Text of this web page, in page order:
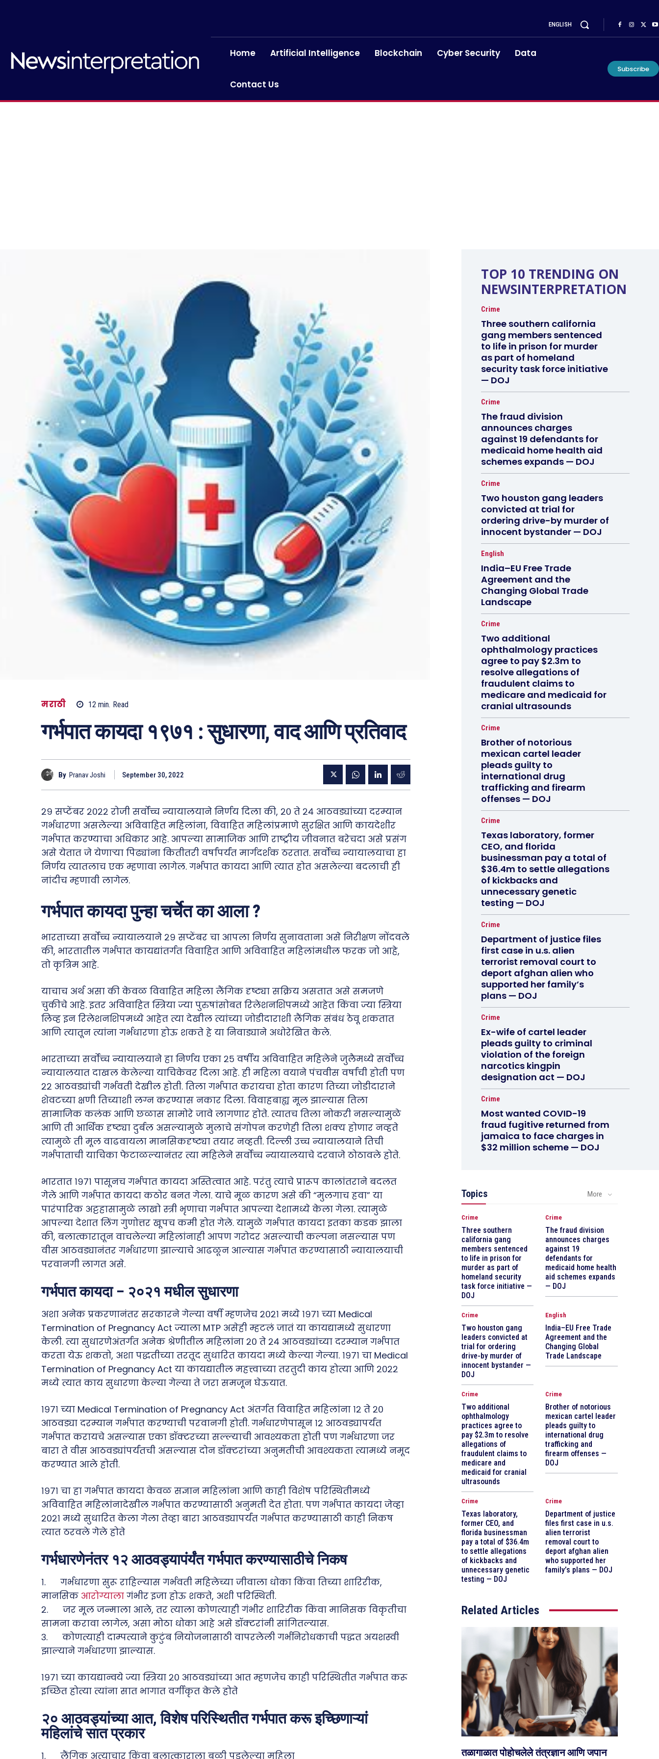
ENGLISH
Home Artificial Intelligence Blockchain Cyber Security Data
Contact Us
Subscribe
मराठी 12 min. Read
गर्भपात कायदा १९७१ : सुधारणा, वाद आणि प्रतिवाद
By Pranav Joshi September 30, 2022
२९ सप्टेंबर २०२२ रोजी सर्वोच्च न्यायालयाने निर्णय दिला की, २० ते २४ आठवड्यांच्या दरम्यान
गर्भधारणा असलेल्या अविवाहित महिलांना, विवाहित महिलांप्रमाणे सुरक्षित आणि कायदेशीर
गर्भपात करण्याचा अधिकार आहे. आपल्या सामाजिक आणि राष्ट्रीय जीवनात बरेचदा असे प्रसंग
असे येतात जे येणाऱ्या पिढ्यांना कितीतरी वर्षांपर्यंत मार्गदर्शक ठरतात. सर्वोच्च न्यायालयाचा हा
निर्णय त्यातलाच एक म्हणावा लागेल. गर्भपात कायदा आणि त्यात होत असलेल्या बदलाची ही
नांदीच म्हणावी लागेल.
गर्भपात कायदा पुन्हा चर्चेत का आला ?
भारताच्या सर्वोच्च न्यायालयाने २९ सप्टेंबर चा आपला निर्णय सुनावताना असे निरीक्षण नोंदवले
की, भारतातील गर्भपात कायद्यांतर्गत विवाहित आणि अविवाहित महिलांमधील फरक जो आहे,
तो कृत्रिम आहे.
याचाच अर्थ असा की केवळ विवाहित महिला लैंगिक दृष्ट्या सक्रिय असतात असे समजणे
चुकीचे आहे. इतर अविवाहित स्त्रिया ज्या पुरुषांसोबत रिलेशनशिपमध्ये आहेत किंवा ज्या स्त्रिया
लिव्ह इन रिलेशनशिपमध्ये आहेत त्या देखील त्यांच्या जोडीदाराशी लैंगिक संबंध ठेवू शकतात
आणि त्यातून त्यांना गर्भधारणा होऊ शकते हे या निवाड्याने अधोरेखित केले.
भारताच्या सर्वोच्च न्यायालयाने हा निर्णय एका २५ वर्षीय अविवाहित महिलेने जुलैमध्ये सर्वोच्च
न्यायालयात दाखल केलेल्या याचिकेवर दिला आहे. ही महिला वयाने पंचवीस वर्षांची होती पण
२२ आठवड्यांची गर्भवती देखील होती. तिला गर्भपात करायचा होता कारण तिच्या जोडीदाराने
शेवटच्या क्षणी तिच्याशी लग्न करण्यास नकार दिला. विवाहबाह्य मूल झाल्यास तिला
सामाजिक कलंक आणि छळास सामोरे जावे लागणार होते. त्यातच तिला नोकरी नसल्यामुळे
आणि ती आर्थिक दृष्ट्या दुर्बल असल्यामुळे मुलाचे संगोपन करणेही तिला शक्य होणार नव्हते
त्यामुळे ती मूल वाढवायला मानसिकदृष्ट्या तयार नव्हती. दिल्ली उच्च न्यायालयाने तिची
गर्भपाताची याचिका फेटाळल्यानंतर त्या महिलेने सर्वोच्च न्यायालयाचे दरवाजे ठोठावले होते.
भारतात १९७१ पासूनच गर्भपात कायदा अस्तित्वात आहे. परंतु त्याचे प्रारूप कालांतराने बदलत
गेले आणि गर्भपात कायदा कठोर बनत गेला. याचे मूळ कारण असे की “मुलगाच हवा” या
पारंपारिक अट्टहासामुळे लाखो स्त्री भृणाचा गर्भपात आपल्या देशामध्ये केला गेला. त्यामुळे
आपल्या देशात लिंग गुणोत्तर खूपच कमी होत गेले. यामुळे गर्भपात कायदा इतका कडक झाला
की, बलात्कारातून वाचलेल्या महिलांनाही आपण गरोदर असल्याची कल्पना नसल्यास पण
वीस आठवड्यानंतर गर्भधारणा झाल्याचे आढळून आल्यास गर्भपात करण्यासाठी न्यायालयाची
परवानगी लागत असे.
गर्भपात कायदा – २०२१ मधील सुधारणा
अशा अनेक प्रकरणानंतर सरकारने गेल्या वर्षी म्हणजेच २०२१ मध्ये १९७१ च्या Medical
Termination of Pregnancy Act ज्याला MTP असेही म्हटलं जातं या कायद्यामध्ये सुधारणा
केली. त्या सुधारणेअंतर्गत अनेक श्रेणीतील महिलांना २० ते २४ आठवड्यांच्या दरम्यान गर्भपात
करता येऊ शकतो, अशा पद्धतीच्या तरतूद सुधारित कायदा मध्ये केल्या गेल्या. १९७१ चा Medical
Termination of Pregnancy Act या कायद्यातील महत्त्वाच्या तरतुदी काय होत्या आणि २०२२
मध्ये त्यात काय सुधारणा केल्या गेल्या ते जरा समजून घेऊयात.
१९७१ च्या Medical Termination of Pregnancy Act अंतर्गत विवाहित महिलांना १२ ते २०
आठवड्या दरम्यान गर्भपात करण्याची परवानगी होती. गर्भधारणेपासून १२ आठवड्यापर्यंत
गर्भपात करायचे असल्यास एका डॉक्टरच्या सल्ल्याची आवश्यकता होती पण गर्भधारणा जर
बारा ते वीस आठवड्यांपर्यंतची असल्यास दोन डॉक्टरांच्या अनुमतीची आवश्यकता त्यामध्ये नमूद
करण्यात आले होती.
१९७१ चा हा गर्भपात कायदा केवळ सज्ञान महिलांना आणि काही विशेष परिस्थितीमध्ये
अविवाहित महिलांनादेखील गर्भपात करण्यासाठी अनुमती देत होता. पण गर्भपात कायदा जेव्हा
२०२१ मध्ये सुधारित केला गेला तेव्हा बारा आठवड्यापर्यंत गर्भपात करण्यासाठी काही निकष
त्यात ठरवले गेले होते
गर्भधारणेनंतर १२ आठवड्यापंर्यंत गर्भपात करण्यासाठीचे निकष
१. गर्भधारणा सुरू राहिल्यास गर्भवती महिलेच्या जीवाला धोका किंवा तिच्या शारिरीक,
मानसिक आरोग्याला गंभीर इजा होऊ शकते, अशी परिस्थिती.
२. जर मूल जन्माला आले, तर त्याला कोणत्याही गंभीर शारिरीक किंवा मानिसक विकृतीचा
सामना करावा लागेल, असा मोठा धोका आहे असे डॉक्टरांनी सांगितल्यास.
३. कोणत्याही दाम्पत्याने कुटुंब नियोजनासाठी वापरलेली गर्भनिरोधकाची पद्धत अयशस्वी
झाल्याने गर्भधारणा झाल्यास.
१९७१ च्या कायद्यान्वये ज्या स्त्रिया २० आठवड्यांच्या आत म्हणजेच काही परिस्थितीत गर्भपात करू
इच्छित होत्या त्यांना सात भागात वर्गीकृत केले होते
२० आठवड्यांच्या आत, विशेष परिस्थितीत गर्भपात करू इच्छिणाऱ्यां
महिलांचे सात प्रकार
१. लैंगिक अत्याचार किंवा बलात्काराला बळी पडलेल्या महिला
TOP 10 TRENDING ON
NEWSINTERPRETATION
Crime
Three southern california
gang members sentenced
to life in prison for murder
as part of homeland
security task force initiative
— DOJ
Crime
The fraud division
announces charges
against 19 defendants for
medicaid home health aid
schemes expands — DOJ
Crime
Two houston gang leaders
convicted at trial for
ordering drive-by murder of
innocent bystander — DOJ
English
India–EU Free Trade
Agreement and the
Changing Global Trade
Landscape
Crime
Two additional
ophthalmology practices
agree to pay $2.3m to
resolve allegations of
fraudulent claims to
medicare and medicaid for
cranial ultrasounds
Crime
Brother of notorious
mexican cartel leader
pleads guilty to
international drug
trafficking and firearm
offenses — DOJ
Crime
Texas laboratory, former
CEO, and florida
businessman pay a total of
$36.4m to settle allegations
of kickbacks and
unnecessary genetic
testing — DOJ
Crime
Department of justice files
first case in u.s. alien
terrorist removal court to
deport afghan alien who
supported her family’s
plans — DOJ
Crime
Ex-wife of cartel leader
pleads guilty to criminal
violation of the foreign
narcotics kingpin
designation act — DOJ
Crime
Most wanted COVID-19
fraud fugitive returned from
jamaica to face charges in
$32 million scheme — DOJ
Topics More
Crime
Three southern
california gang
members sentenced
to life in prison for
murder as part of
homeland security
task force initiative —
DOJ
Crime
The fraud division
announces charges
against 19
defendants for
medicaid home health
aid schemes expands
— DOJ
Crime
Two houston gang
leaders convicted at
trial for ordering
drive-by murder of
innocent bystander —
DOJ
English
India–EU Free Trade
Agreement and the
Changing Global
Trade Landscape
Crime
Two additional
ophthalmology
practices agree to
pay $2.3m to resolve
allegations of
fraudulent claims to
medicare and
medicaid for cranial
ultrasounds
Crime
Brother of notorious
mexican cartel leader
pleads guilty to
international drug
trafficking and
firearm offenses —
DOJ
Crime
Texas laboratory,
former CEO, and
florida businessman
pay a total of $36.4m
to settle allegations
of kickbacks and
unnecessary genetic
testing — DOJ
Crime
Department of justice
files first case in u.s.
alien terrorist
removal court to
deport afghan alien
who supported her
family’s plans — DOJ
Related Articles
तळागाळात पोहोचलेले तंत्रज्ञान आणि जपान